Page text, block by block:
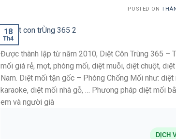
POSTED ON
18
Th4
Được thành lập từ năm 2010, Diệt Côn Trùng 365 –
mối giá rẻ, mọt, phòng mối, diệt muỗi, diệt chuột,
Nam. Diệt mối tận gốc – Phòng Chống Mối như:
karaoke, diệt mối nhà gỗ, … Phương pháp diệt mối
em và người già
DỊCH